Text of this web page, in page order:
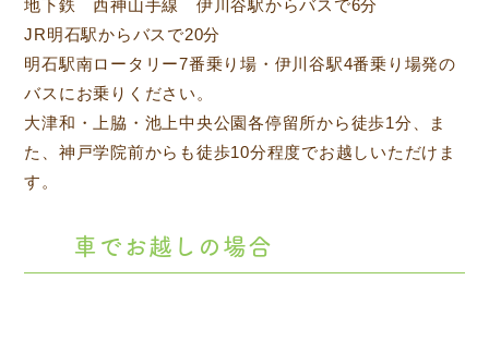
地下鉄 西神山手線 伊川谷駅からバスで6分
JR明石駅からバスで20分
明石駅南ロータリー7番乗り場・伊川谷駅4番乗り場発の
バスにお乗りください。
大津和・上脇・池上中央公園各停留所から徒歩1分、ま
た、神戸学院前からも徒歩10分程度でお越しいただけま
す。
車でお越しの場合